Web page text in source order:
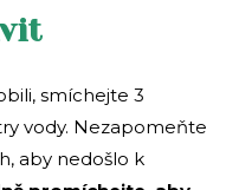
smíchejte 3
vody. Nezapomeňte
aby nedošlo k